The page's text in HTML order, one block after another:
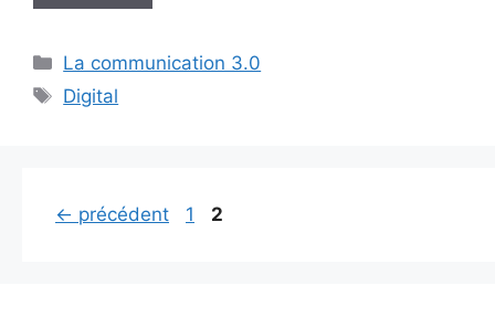
Catégories
La communication 3.0
Étiquettes
Digital
← précédent Page
1 Page
2